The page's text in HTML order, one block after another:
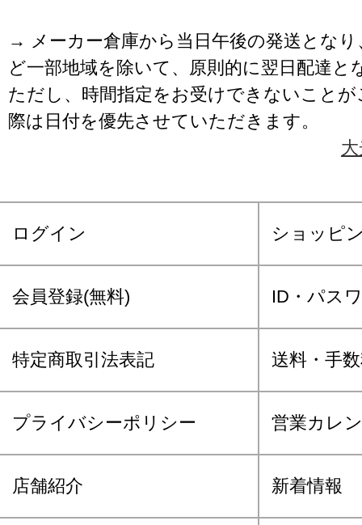
→ メーカー倉庫から当日午後の発送となり
ど一部地域を除いて、原則的に翌日配達と
ただし、時間指定をお受けできないこと
際は日付を優先させていただきます。
ログイン ショッピ
会員登録(無料) ID・パス
特定商取引法表記 送料・手
プライバシーポリシー 営業カレ
店舗紹介 新着情報